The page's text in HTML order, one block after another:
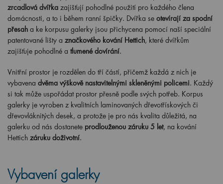
zrcadlová dvířka zajišťují pohodlné použití pro každého člena
domácnosti, a to i během ranní špičky. Dvířka se otevírají za spodní
přesah a ke korpusu galerky jsou přichycena pomocí naší speciální
patentované lišty a značkového kování Hettich, které dvířkům
zajišťuje pohodlné a tlumené dovírání.
Vnitřní prostor je rozdělen do tří částí, přičemž každá z nich je
vybavena dvěma výškově nastavitelnými skleněnými policemi. Každý
si tak může uspořádat prostor přesně podle svých potřeb. Korpus
galerky je vyroben z kvalitních laminovaných dřevotřískových či
dřevovláknitých desek, a protože je pro nás kvalita důležitá, na
galerku od nás dostanete prodlouženou záruku 5 let, na kování
Hettich záruku doživotní.
Vybavení galerky